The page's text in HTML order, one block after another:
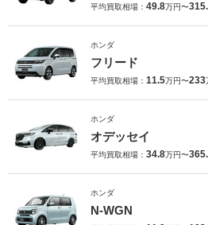
平均買取相場： 49.8万円〜
ホンダ
フリード
平均買取相場： 11.5万円〜233
ホンダ
オデッセイ
平均買取相場： 34.8万円〜
ホンダ
N-WGN